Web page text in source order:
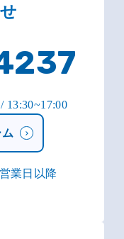
13:30~17:00
業日以降